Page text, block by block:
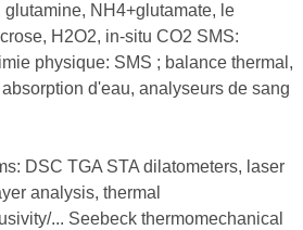
NH4+glutamate, le
H2O2, in-situ CO2 SMS:
physique: SMS ; balance thermal,
d'eau, analyseurs de sang
DSC TGA STA dilatometers, laser
analysis, thermal
... Seebeck thermomechanical